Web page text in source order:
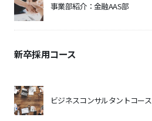
事業部紹介：金融AAS部
新卒採用コース
ビジネスコンサルタントコース